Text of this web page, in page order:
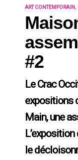
ART CONTEMPORAIN ,
#2
Le Crac
expositions
Main, une
le